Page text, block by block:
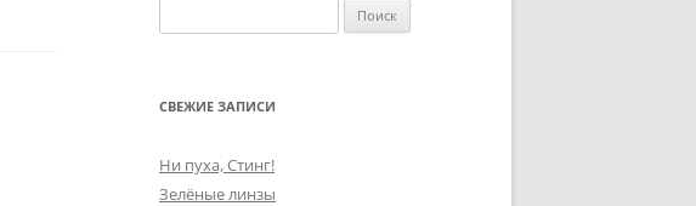
СВЕЖИЕ ЗАПИСИ
Ни пуха, Стинг!
Зелёные линзы